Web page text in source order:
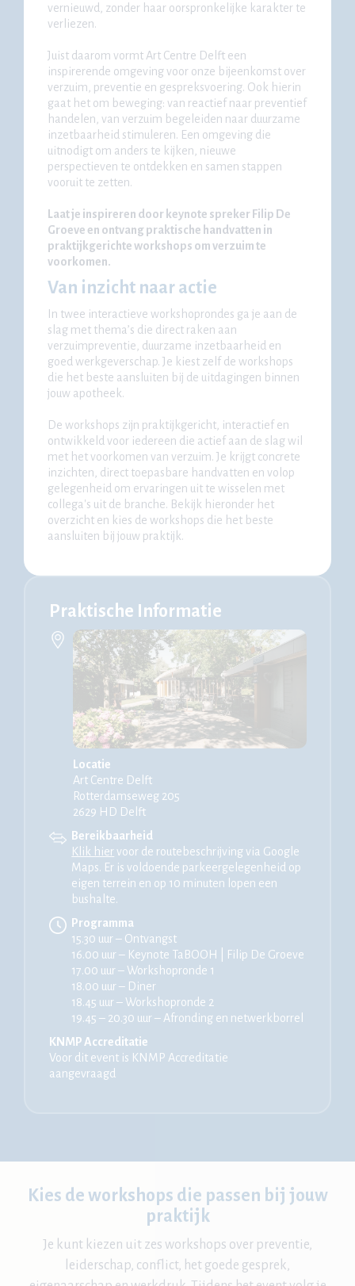
vernieuwd, zonder haar oorspronkelijke karakter te
verliezen.
Juist daarom vormt Art Centre Delft een
inspirerende omgeving voor onze bijeenkomst over
verzuim, preventie en gespreksvoering. Ook hierin
gaat het om beweging: van reactief naar preventief
handelen, van verzuim begeleiden naar duurzame
inzetbaarheid stimuleren. Een omgeving die
uitnodigt om anders te kijken, nieuwe
perspectieven te ontdekken en samen stappen
vooruit te zetten.
Laat je inspireren door keynote spreker Filip De
Groeve en ontvang praktische handvatten in
praktijkgerichte workshops om verzuim te
voorkomen.
Van inzicht naar actie
In twee interactieve workshoprondes ga je aan de
slag met thema’s die direct raken aan
verzuimpreventie, duurzame inzetbaarheid en
goed werkgeverschap. Je kiest zelf de workshops
die het beste aansluiten bij de uitdagingen binnen
jouw apotheek.
De workshops zijn praktijkgericht, interactief en
ontwikkeld voor iedereen die actief aan de slag wil
met het voorkomen van verzuim. Je krijgt concrete
inzichten, direct toepasbare handvatten en volop
gelegenheid om ervaringen uit te wisselen met
collega's uit de branche. Bekijk hieronder het
overzicht en kies de workshops die het beste
aansluiten bij jouw praktijk.
Praktische Informatie
Locatie
Art Centre Delft
Rotterdamseweg 205
2629 HD Delft
Bereikbaarheid
Klik hier voor de routebeschrijving via Google
Maps. Er is voldoende parkeergelegenheid op
eigen terrein en op 10 minuten lopen een
bushalte.
Programma
15.30 uur – Ontvangst
16.00 uur – Keynote TaBOOH | Filip De Groeve
17.00 uur – Workshopronde 1
18.00 uur – Diner
18.45 uur – Workshopronde 2
19.45 – 20.30 uur – Afronding en netwerkborrel
KNMP Accreditatie
Voor dit event is KNMP Accreditatie
aangevraagd
Kies de workshops die passen bij jouw
praktijk
Je kunt kiezen uit zes workshops over preventie,
leiderschap, conflict, het goede gesprek,